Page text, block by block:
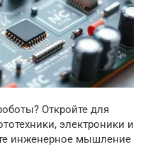
Откройте для
электроники и
инженерное мышление